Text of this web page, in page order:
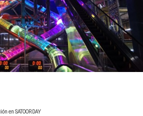
en SATOORDAY